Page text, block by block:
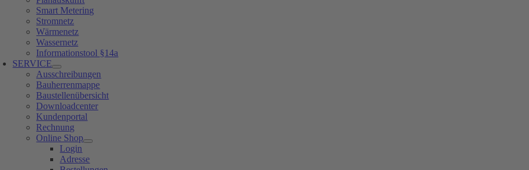
Smart Metering
Stromnetz
Wärmenetz
Wassernetz
Informationstool §14a
SERVICE
Ausschreibungen
Bauherrenmappe
Baustellenübersicht
Downloadcenter
Kundenportal
Rechnung
Online Shop
Login
Adresse